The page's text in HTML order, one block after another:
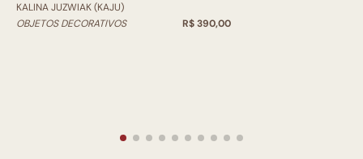
KALINA JUZWIAK (KAJU)
OBJETOS DECORATIVOS
R$ 390,00